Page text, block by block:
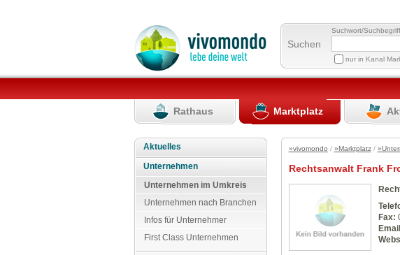
Suchen
Suchwort/Suchbegriff
nur in Kanal
Rathaus Marktplatz
Aktuelles
Unternehmen
Unternehmen im Umkreis
Unternehmen nach Branchen
Infos für Unternehmer
First Class Unternehmen
»vivomondo / »Marktplatz/
Rechtsanwalt Frank
Fax: